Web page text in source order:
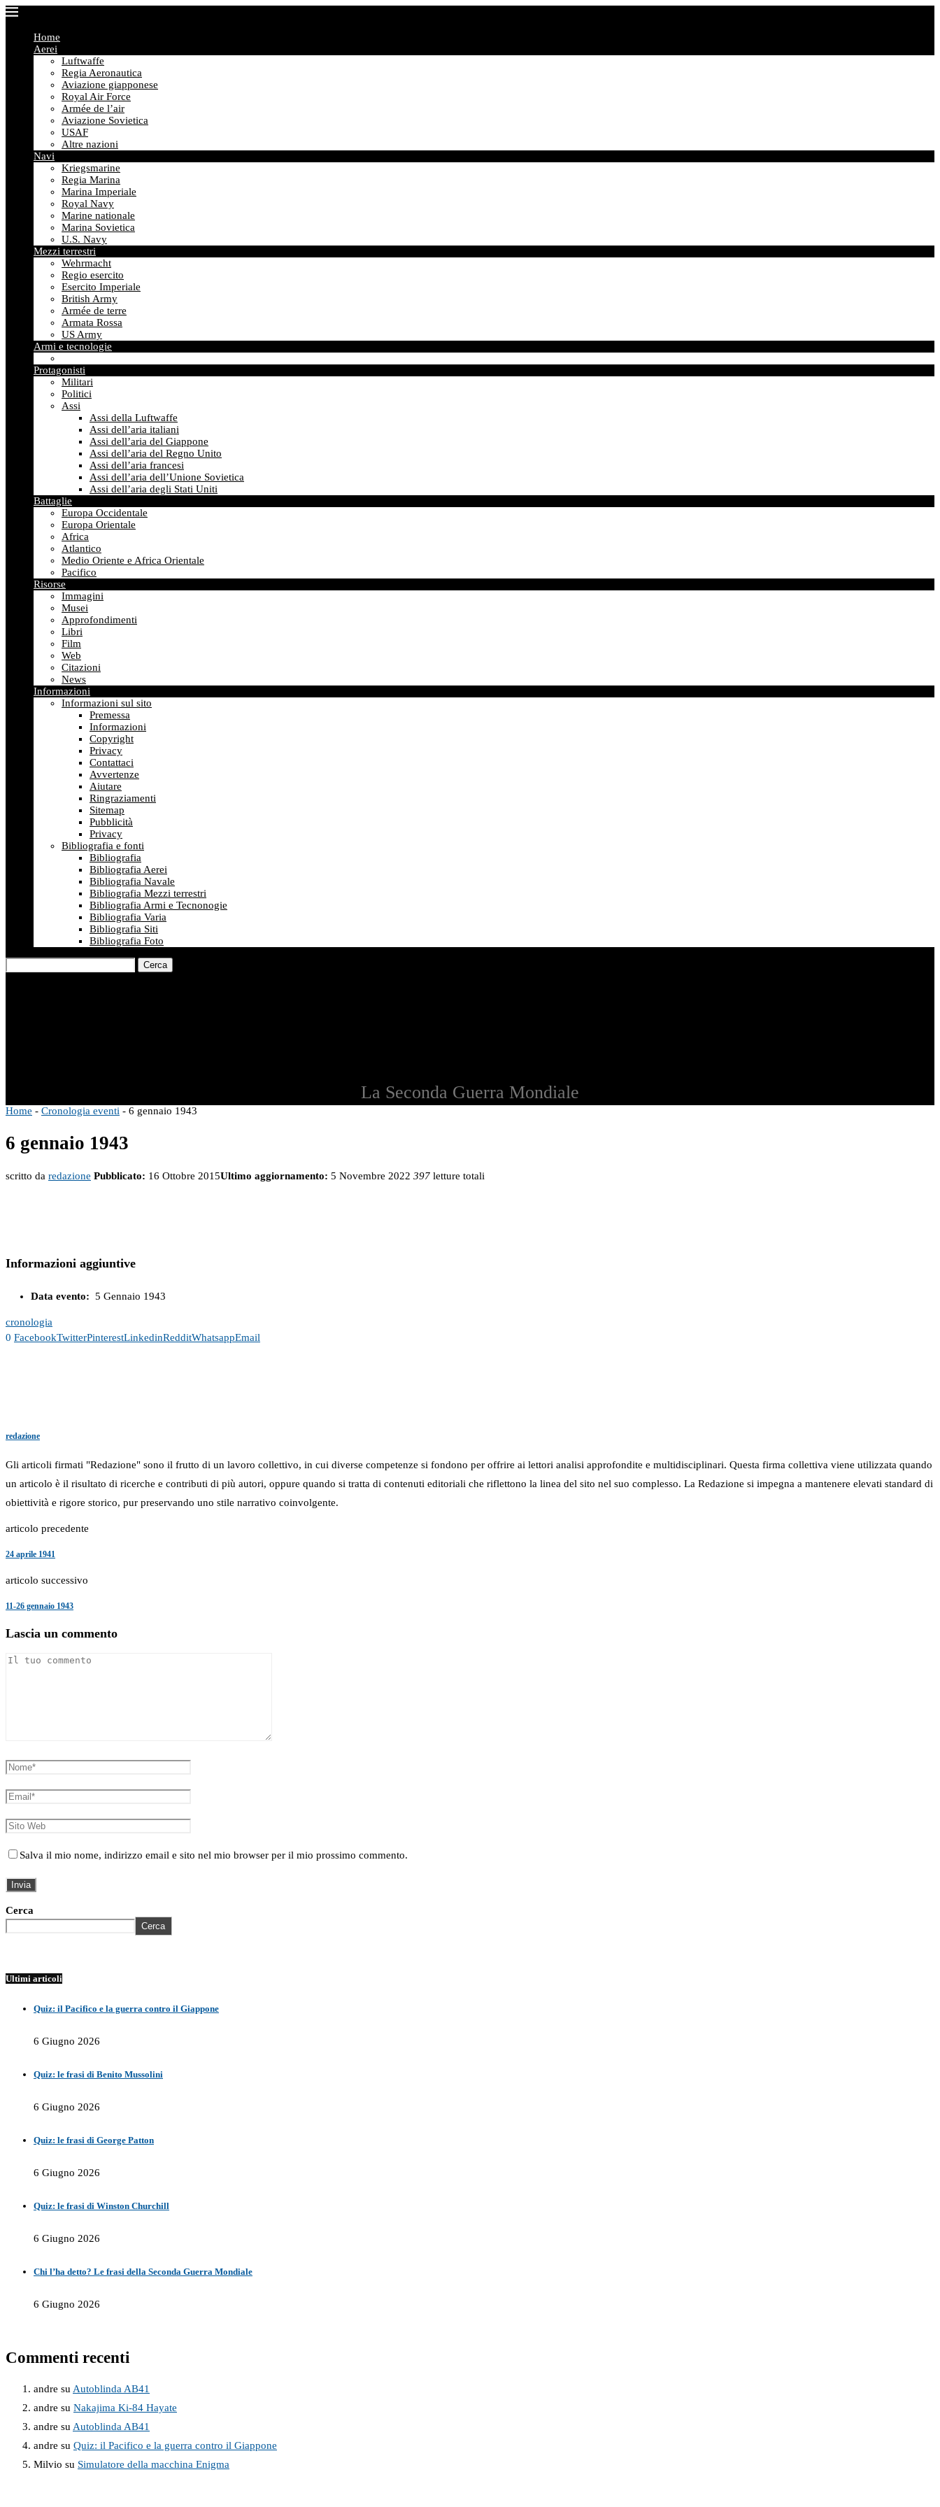
Home
Aerei
Luftwaffe
Regia Aeronautica
Aviazione giapponese
Royal Air Force
Armée de l’air
Aviazione Sovietica
USAF
Altre nazioni
Navi
Kriegsmarine
Regia Marina
Marina Imperiale
Royal Navy
Marine nationale
Marina Sovietica
U.S. Navy
Mezzi terrestri
Wehrmacht
Regio esercito
Esercito Imperiale
British Army
Armée de terre
Armata Rossa
US Army
Armi e tecnologie
Protagonisti
Militari
Politici
Assi
Assi della Luftwaffe
Assi dell’aria italiani
Assi dell’aria del Giappone
Assi dell’aria del Regno Unito
Assi dell’aria francesi
Assi dell’aria dell’Unione Sovietica
Assi dell’aria degli Stati Uniti
Battaglie
Europa Occidentale
Europa Orientale
Africa
Atlantico
Medio Oriente e Africa Orientale
Pacifico
Risorse
Immagini
Musei
Approfondimenti
Libri
Film
Web
Citazioni
News
Informazioni
Informazioni sul sito
Premessa
Informazioni
Copyright
Privacy
Contattaci
Avvertenze
Aiutare
Ringraziamenti
Sitemap
Pubblicità
Privacy
Bibliografia e fonti
Bibliografia
Bibliografia Aerei
Bibliografia Navale
Bibliografia Mezzi terrestri
Bibliografia Armi e Tecnonogie
Bibliografia Varia
Bibliografia Siti
Bibliografia Foto
Cerca
La Seconda Guerra Mondiale
Home - Cronologia eventi - 6 gennaio 1943
6 gennaio 1943
scritto da redazione Pubblicato: 16 Ottobre 2015Ultimo aggiornamento: 5 Novembre 2022 397 letture totali
Informazioni aggiuntive
Data evento: 5 Gennaio 1943
cronologia
0 FacebookTwitterPinterestLinkedinRedditWhatsappEmail
redazione
Gli articoli firmati "Redazione" sono il frutto di un lavoro collettivo, in cui diverse competenze si fondono per offrire ai lettori analisi approfondite e multidisciplinari. Questa firma collettiva viene utilizzata quando
un articolo è il risultato di ricerche e contributi di più autori, oppure quando si tratta di contenuti editoriali che riflettono la linea del sito nel suo complesso. La Redazione si impegna a mantenere elevati standard di
obiettività e rigore storico, pur preservando uno stile narrativo coinvolgente.
articolo precedente
24 aprile 1941
articolo successivo
11-26 gennaio 1943
Lascia un commento
Salva il mio nome, indirizzo email e sito nel mio browser per il mio prossimo commento.
Cerca
Cerca
Ultimi articoli
Quiz: il Pacifico e la guerra contro il Giappone
6 Giugno 2026
Quiz: le frasi di Benito Mussolini
6 Giugno 2026
Quiz: le frasi di George Patton
6 Giugno 2026
Quiz: le frasi di Winston Churchill
6 Giugno 2026
Chi l’ha detto? Le frasi della Seconda Guerra Mondiale
6 Giugno 2026
Commenti recenti
andre su Autoblinda AB41
andre su Nakajima Ki-84 Hayate
andre su Autoblinda AB41
andre su Quiz: il Pacifico e la guerra contro il Giappone
Milvio su Simulatore della macchina Enigma